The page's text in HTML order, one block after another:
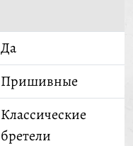
Да
Пришивные
Классические
бретели